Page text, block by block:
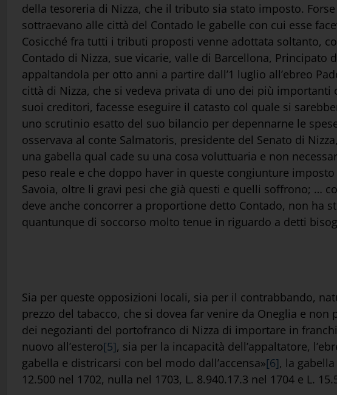
della tesoreria di Nizza, che il tributo sia stato imposto.
sottraevano alle città del Contado le gabelle con cui esse
Cosicché fra tutti i tributi proposti venne adottata soltanto,
Contado di Nizza, sue vicarie, valle di Barcellona, Principato
appaltandola per otto anni a partire dall’1 luglio all’ebreo
città di Nizza, che si vedeva privata di uno dei più
suoi creditori, facesse eseguire il catasto col quale si
uno scrutinio esatto del suo bilancio per depennarne le
osservava al conte Salmatoris, presidente del Senato di
una gabella qual cade su una cosa voluttuaria e non
peso reale e che doppo haver in queste congiunture
Savoia, oltre li gravi pesi che già questi e quelli soffrono; …
deve anche concorrer a proportione detto Contado, non ha
quantunque di soccorso molto tenue in riguardo a detti
Sia per queste opposizioni locali, sia per il contrabbando,
prezzo del tabacco, che si dovea far venire da Oneglia e
dei negozianti del portofranco di Nizza di importare in
nuovo all’estero[5], sia per la incapacità dell’appaltatore,
gabella e districarsi con bel modo dall’accensa»[6], la
12.500 nel 1702, nulla nel 1703, L. 8.940.17.3 nel 1704 e L.